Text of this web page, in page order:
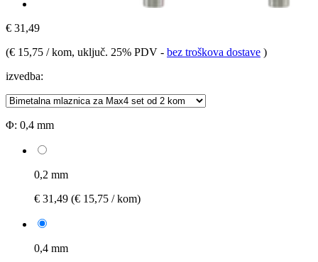
€ 31,49
(€ 15,75 / kom, uključ. 25% PDV - bez troškova dostave )
izvedba:
Φ: 0,4 mm
0,2 mm
€ 31,49 (€ 15,75 / kom)
0,4 mm